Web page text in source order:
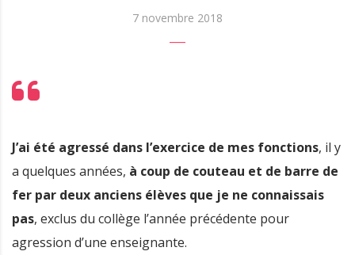
7 novembre 2018
J’ai été agressé dans l’exercice de mes fonctions, il y
a quelques années, à coup de couteau et de barre de
fer par deux anciens élèves que je ne connaissais
pas, exclus du collège l’année précédente pour
agression d’une enseignante.